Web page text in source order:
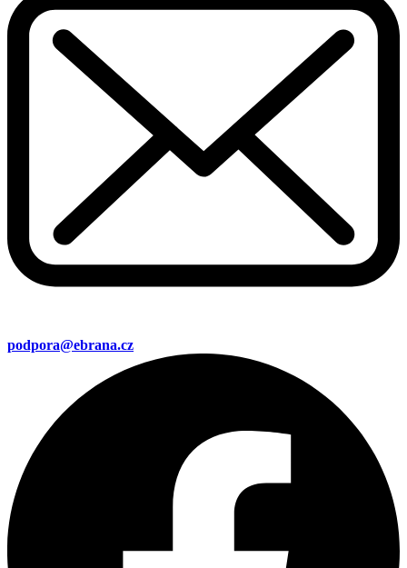
podpora@ebrana.cz